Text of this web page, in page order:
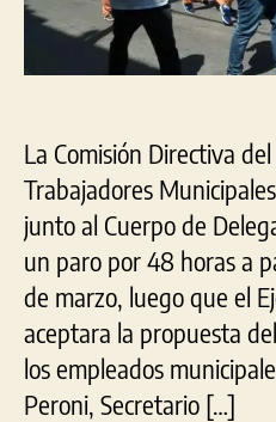
La Comisión Directiva
Trabajadores
junto al Cuerpo de
un paro por 48 horas a
de marzo, luego que el
aceptara la propuesta
los empleados
Peroni, Secretario […]